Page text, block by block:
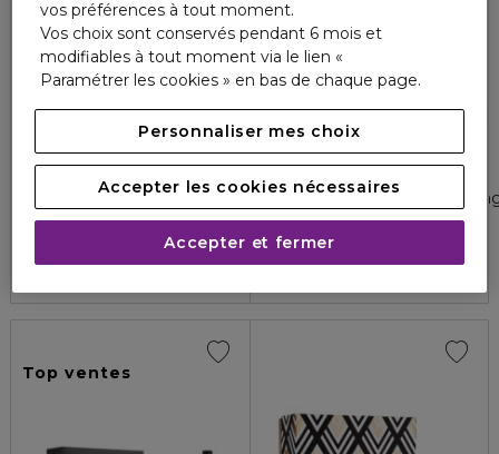
HERMÈS
TERRE D'HERMÈS
Coffret - eau de toilette + format voyage + lotion après
124,00 € 5 1
HUGO BOSS
BOSS BOTTLED
Eau de toilette
4 formats
4.8 1252
Top ventes
vos préférences à tout moment.
Vos choix sont conservés pendant 6 mois et
modifiables à tout moment via le lien «
Paramétrer les cookies » en bas de chaque page.
Personnaliser mes choix
Accepter les cookies nécessaires
Accepter et fermer